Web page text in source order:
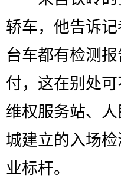
轿车，他告诉
台车都有检测
付，这在别处
维权服务站、
城建立的入场
业标杆。